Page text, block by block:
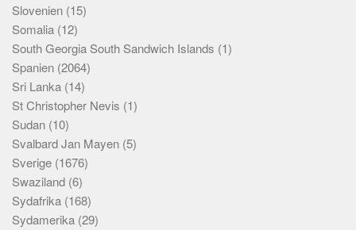
Slovenien (15)
Somalia (12)
South Georgia South Sandwich Islands (1)
Spanien (2064)
Sri Lanka (14)
St Christopher Nevis (1)
Sudan (10)
Svalbard Jan Mayen (5)
Sverige (1676)
Swaziland (6)
Sydafrika (168)
Sydamerika (29)